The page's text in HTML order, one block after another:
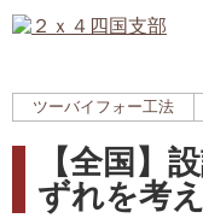
ツーバイフォー工法
【全国】
ずれを考